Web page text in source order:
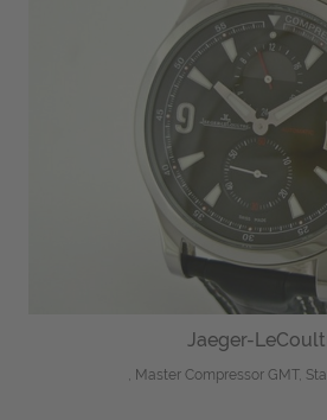
Jaeger-
, Master Compressor GMT,